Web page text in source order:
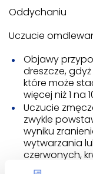
Oddychaniu
Uczucie
Objawy
dreszcze,
które może
więcej niż 1 na
Uczucie
zwykle
wyniku
wytwarzania
czerwonych,
wystąpić u